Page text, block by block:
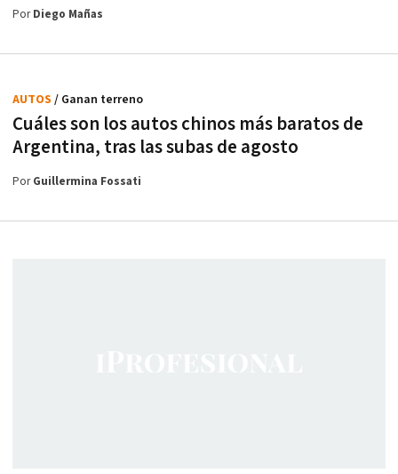
PorDiego Mañas
Cuáles son los autos chinos más baratos de
Argentina, tras las subas de agosto
AUTOS / Ganan terreno
PorGuillermina Fossati